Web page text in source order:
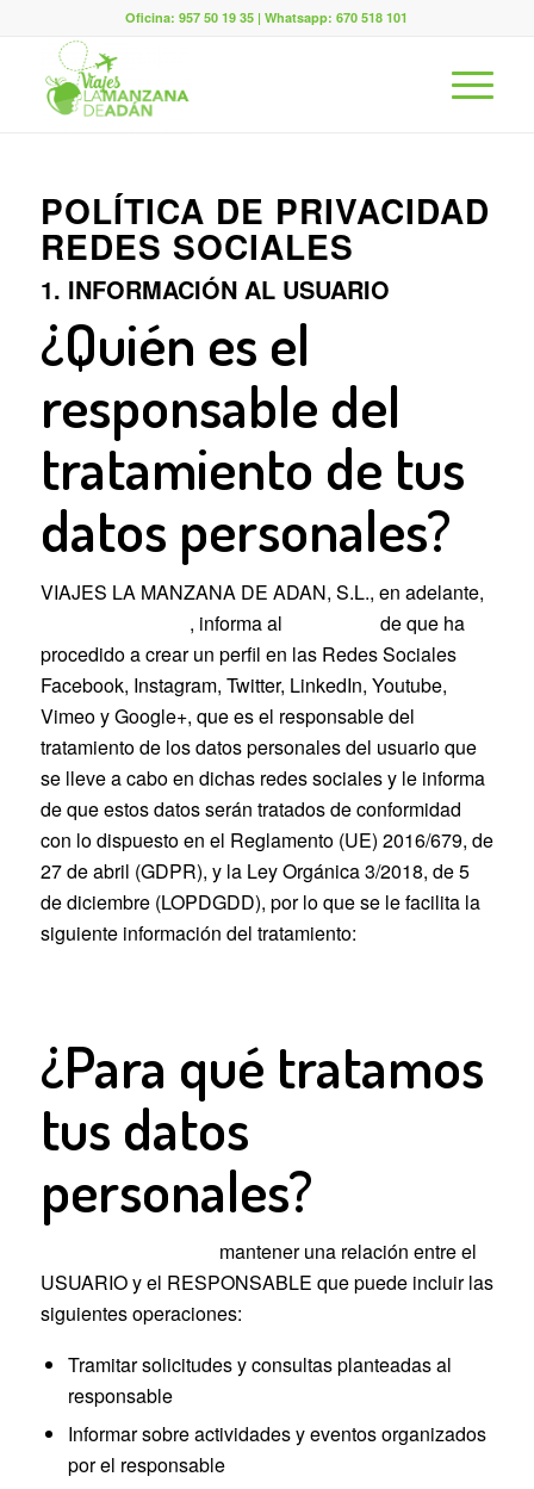
Oficina: 957 50 19 35 | Whatsapp: 670 518 101
POLÍTICA DE PRIVACIDAD
REDES SOCIALES
1. INFORMACIÓN AL USUARIO
¿Quién es el
responsable del
tratamiento de tus
datos personales?
VIAJES LA MANZANA DE ADAN, S.L., en adelante,
, informa al
de que ha
procedido a crear un perfil en las Redes Sociales
Facebook, Instagram, Twitter, LinkedIn, Youtube,
Vimeo y Google+, que es el responsable del
tratamiento de los datos personales del usuario que
se lleve a cabo en dichas redes sociales y le informa
de que estos datos serán tratados de conformidad
con lo dispuesto en el Reglamento (UE) 2016/679, de
27 de abril (GDPR), y la Ley Orgánica 3/2018, de 5
de diciembre (LOPDGDD), por lo que se le facilita la
siguiente información del tratamiento:
¿Para qué tratamos
tus datos
personales?
mantener una relación entre el
USUARIO y el RESPONSABLE que puede incluir las
siguientes operaciones:
Tramitar solicitudes y consultas planteadas al
responsable
Informar sobre actividades y eventos organizados
por el responsable